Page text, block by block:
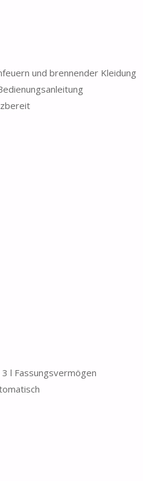
und brennender Kleidung
l Fassungsvermögen